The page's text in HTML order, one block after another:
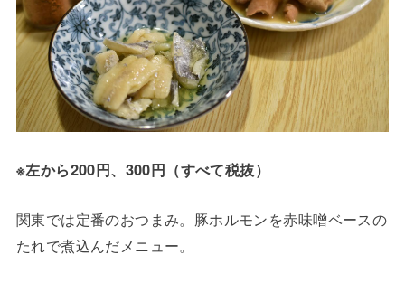
※左から200円、300円（すべて税抜）
関東では定番のおつまみ。豚ホルモンを赤味噌ベースの
たれで煮込んだメニュー。